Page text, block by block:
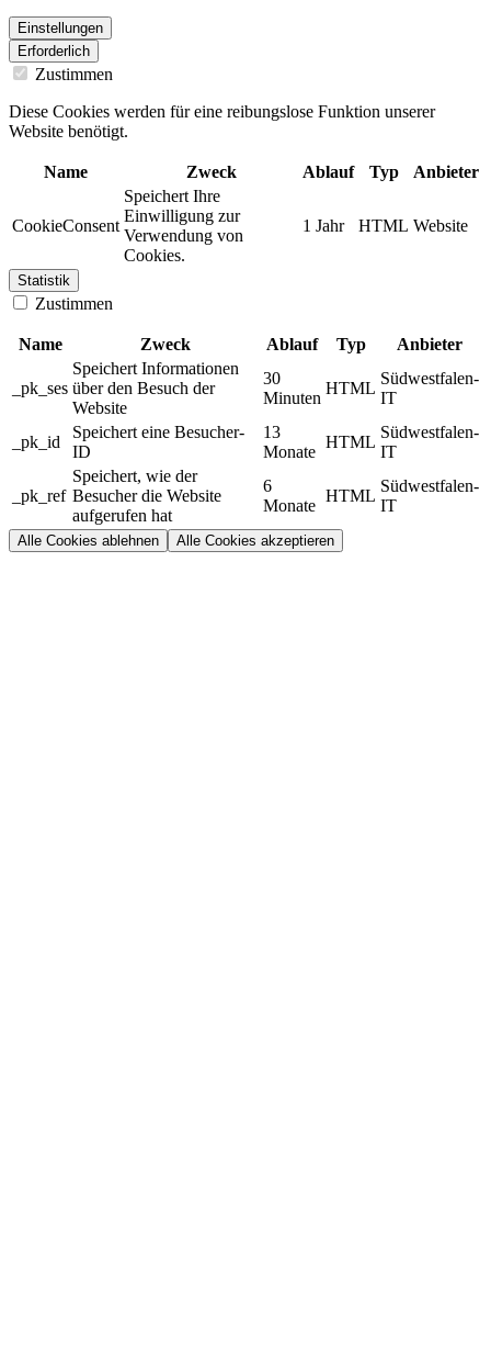
Einstellungen
Erforderlich
Zustimmen
Diese Cookies werden für eine reibungslose Funktion unserer
Website benötigt.
Name Zweck Ablauf Typ Anbieter
CookieConsent
Speichert Ihre
Einwilligung zur
Verwendung von
Cookies.
1 Jahr HTML Website
Statistik
Zustimmen
Name Zweck Ablauf Typ Anbieter
_pk_ses
Speichert Informationen
über den Besuch der
Website
30
Minuten
HTML
Südwestfalen-
IT
_pk_id
Speichert eine Besucher-
ID
13
Monate
HTML
Südwestfalen-
IT
_pk_ref
Speichert, wie der
Besucher die Website
aufgerufen hat
6
Monate
HTML
Südwestfalen-
IT
Alle Cookies ablehnen Alle Cookies akzeptieren